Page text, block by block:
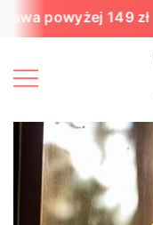
powyżej 149 zł